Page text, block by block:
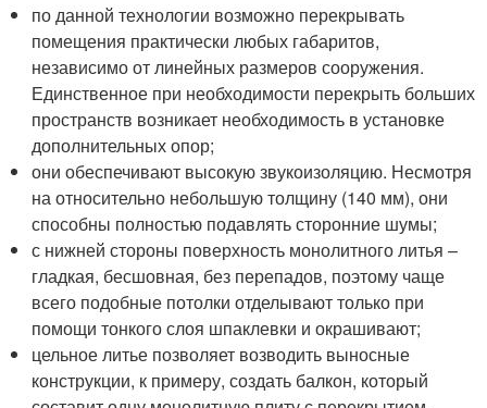
по данной технологии возможно перекрывать
помещения практически любых габаритов,
независимо от линейных размеров сооружения.
Единственное при необходимости перекрыть больших
пространств возникает необходимость в установке
дополнительных опор;
они обеспечивают высокую звукоизоляцию. Несмотря
на относительно небольшую толщину (140 мм), они
способны полностью подавлять сторонние шумы;
с нижней стороны поверхность монолитного литья –
гладкая, бесшовная, без перепадов, поэтому чаще
всего подобные потолки отделывают только при
помощи тонкого слоя шпаклевки и окрашивают;
цельное литье позволяет возводить выносные
конструкции, к примеру, создать балкон, который